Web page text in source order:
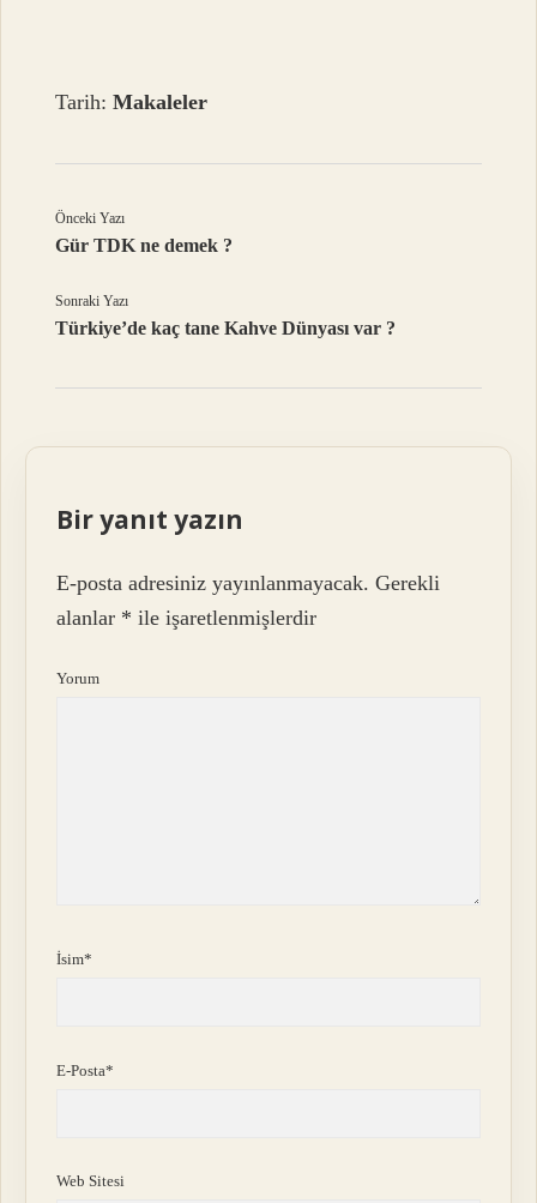
Tarih:Makaleler
Önceki Yazı
Gür TDK ne demek ?
Sonraki Yazı
Türkiye’de kaç tane Kahve Dünyası var ?
Bir yanıt yazın
E-posta adresiniz yayınlanmayacak. Gerekli
alanlar * ile işaretlenmişlerdir
Yorum
İsim*
E-Posta*
Web Sitesi